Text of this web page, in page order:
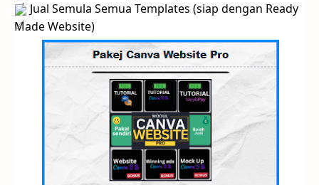
Jual Semula Semua Templates (siap dengan Ready
Made Website)